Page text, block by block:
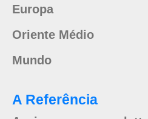
Europa
Oriente Médio
Mundo
A Referência